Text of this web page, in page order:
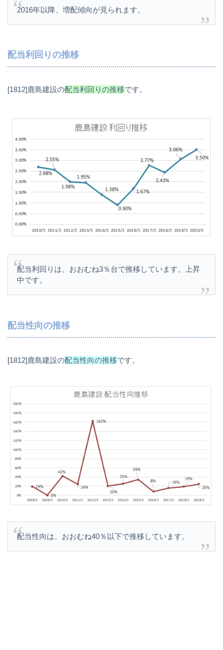
2016年以降、増配傾向が見られます。
配当利回りの推移
[1812]鹿島建設の配当利回りの推移です。
配当利回りは、おおむね3％台で推移しています。上昇
中です。
配当性向の推移
[1812]鹿島建設の配当性向の推移です。
配当性向は、おおむね40％以下で推移しています。